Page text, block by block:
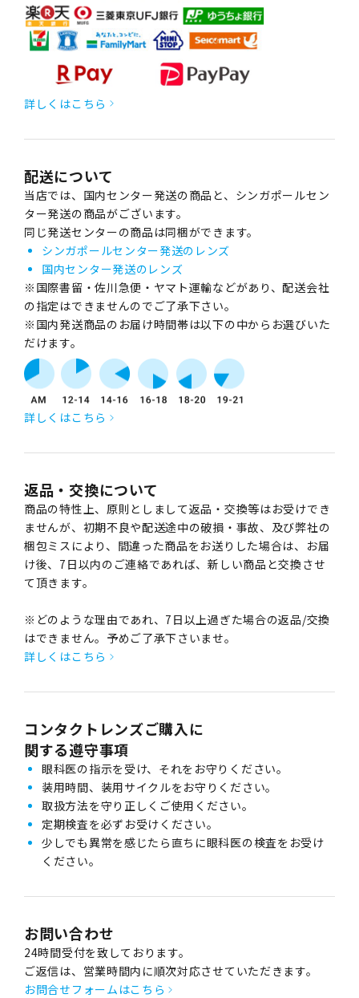
詳しくはこちら
配送について
当店では、国内センター発送の商品と、シンガポールセン
ター発送の商品がございます。
同じ発送センターの商品は同梱ができます。
シンガポールセンター発送のレンズ
国内センター発送のレンズ
※国際書留・佐川急便・ヤマト運輸などがあり、配送会社
の指定はできませんのでご了承下さい。
※国内発送商品のお届け時間帯は以下の中からお選びいた
だけます。
詳しくはこちら
返品・交換について
商品の特性上、原則としまして返品・交換等はお受けでき
ませんが、初期不良や配送途中の破損・事故、及び弊社の
梱包ミスにより、間違った商品をお送りした場合は、お届
け後、7日以内のご連絡であれば、新しい商品と交換させ
て頂きます。
※どのような理由であれ、7日以上過ぎた場合の返品/交換
はできません。予めご了承下さいませ。
詳しくはこちら
コンタクトレンズご購入に
関する遵守事項
眼科医の指示を受け、それをお守りください。
装用時間、装用サイクルをお守りください。
取扱方法を守り正しくご使用ください。
定期検査を必ずお受けください。
少しでも異常を感じたら直ちに眼科医の検査をお受け
ください。
お問い合わせ
24時間受付を致しております。
ご返信は、営業時間内に順次対応させていただきます。
お問合せフォームはこちら